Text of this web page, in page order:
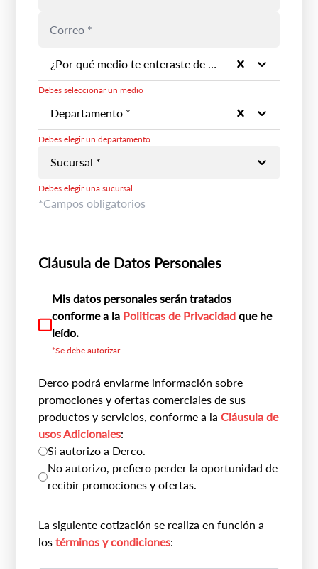
¿Por qué medio te enteraste de la marca? *
Debes seleccionar un medio
Departamento *
Debes elegir un departamento
Sucursal *
Debes elegir una sucursal
*Campos obligatorios
Cláusula de Datos Personales
Mis datos personales serán tratados
conforme a la Politicas de Privacidad que he
leído.
*Se debe autorizar
Derco podrá enviarme información sobre
promociones y ofertas comerciales de sus
productos y servicios, conforme a la Cláusula de
usos Adicionales:
Si autorizo a Derco.
No autorizo, prefiero perder la oportunidad de
recibir promociones y ofertas.
La siguiente cotización se realiza en función a
los términos y condiciones: